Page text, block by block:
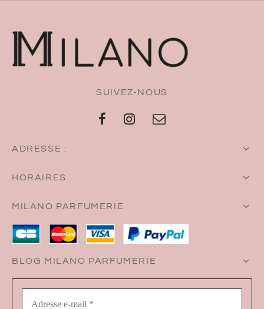
SUIVEZ-NOUS
ADRESSE :
HORAIRES
MILANO PARFUMERIE
BLOG MILANO PARFUMERIE